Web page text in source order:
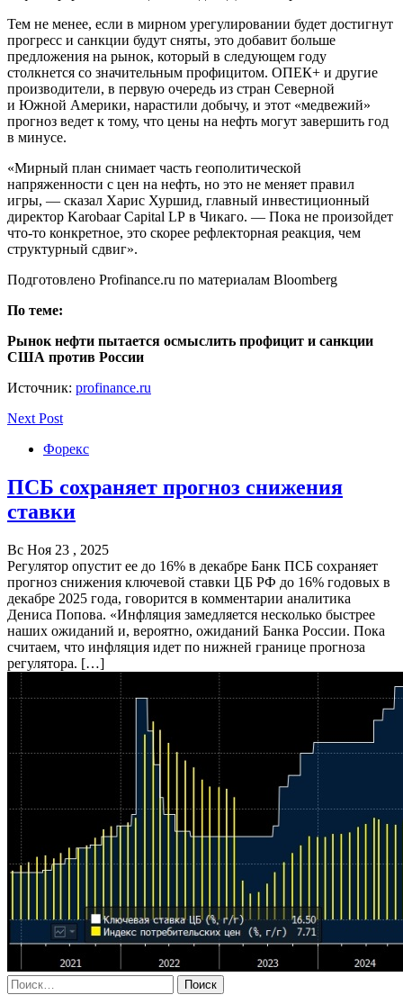
Тем не менее, если в мирном урегулировании будет достигнут
прогресс и санкции будут сняты, это добавит больше
предложения на рынок, который в следующем году
столкнется со значительным профицитом. ОПЕК+ и другие
производители, в первую очередь из стран Северной
и Южной Америки, нарастили добычу, и этот «медвежий»
прогноз ведет к тому, что цены на нефть могут завершить год
в минусе.
«Мирный план снимает часть геополитической
напряженности с цен на нефть, но это не меняет правил
игры, — сказал Харис Хуршид, главный инвестиционный
директор Karobaar Capital LP в Чикаго. — Пока не произойдет
что-то конкретное, это скорее рефлекторная реакция, чем
структурный сдвиг».
Подготовлено Profinance.ru по материалам Bloomberg
По теме:
Рынок нефти пытается осмыслить профицит и санкции
США против России
Источник: profinance.ru
Next Post
Форекс
ПСБ сохраняет прогноз снижения
ставки
Вс Ноя 23 , 2025
Регулятор опустит ее до 16% в декабре Банк ПСБ сохраняет
прогноз снижения ключевой ставки ЦБ РФ до 16% годовых в
декабре 2025 года, говорится в комментарии аналитика
Дениса Попова. «Инфляция замедляется несколько быстрее
наших ожиданий и, вероятно, ожиданий Банка России. Пока
считаем, что инфляция идет по нижней границе прогноза
регулятора. […]
Найти: